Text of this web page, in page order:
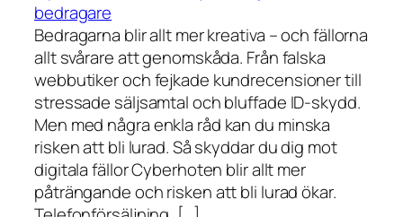
bedragare
Bedragarna blir allt mer kreativa – och fällorna
allt svårare att genomskåda. Från falska
webbutiker och fejkade kundrecensioner till
stressade säljsamtal och bluffade ID-skydd.
Men med några enkla råd kan du minska
risken att bli lurad. Så skyddar du dig mot
digitala fällor Cyberhoten blir allt mer
påträngande och risken att bli lurad ökar.